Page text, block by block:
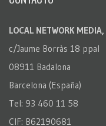
LOCAL NETWORK
c/Jaume Borràs 18 ppal
08911 Badalona
Barcelona (España)
Tel: 93 460 11 58
CIF: B62190681